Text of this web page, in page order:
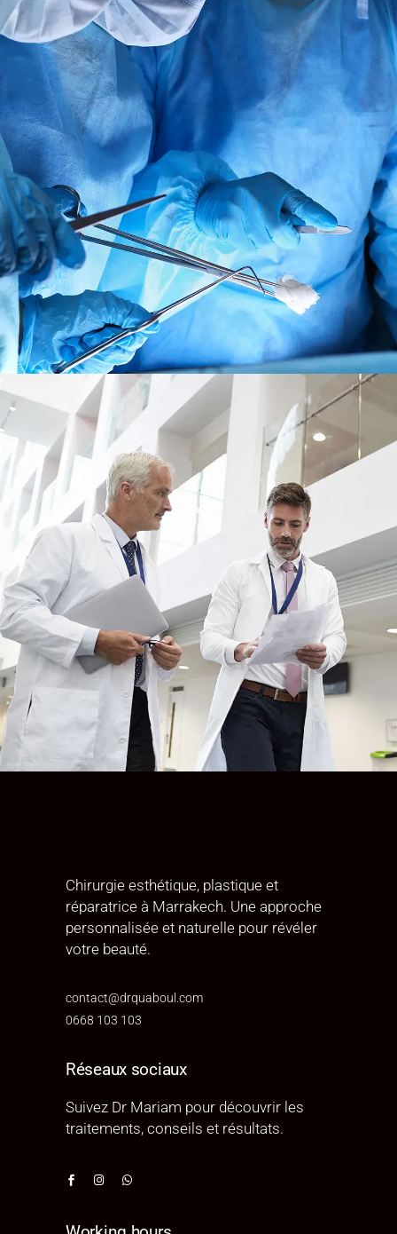
Chirurgie esthétique, plastique et
réparatrice à Marrakech. Une approche
personnalisée et naturelle pour révéler
votre beauté.
contact@drquaboul.com
0668 103 103
Réseaux sociaux
Suivez Dr Mariam pour découvrir les
traitements, conseils et résultats.